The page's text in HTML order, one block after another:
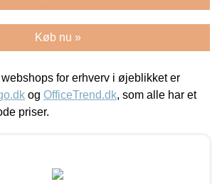
Køb nu »
for erhverv i øjeblikket er
og OfficeTrend.dk, som alle har et
priser.